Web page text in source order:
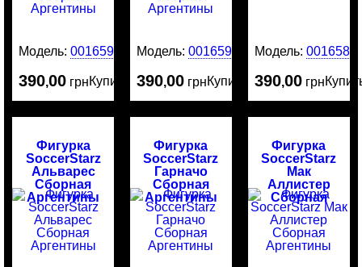
Модель:0016591
390,00 грнКупить
Модель:0016590
390,00 грнКупить
Модель: 0016589
390,00 грн
Фигурка
SoccerStarz
Альварес
Сборная
Аргентины
Фигурка
SoccerStarz
Гарначо
Сборная
Аргентины
Фигурка
SoccerStarz
Мак
Аллистер
Сборная
Аргентины